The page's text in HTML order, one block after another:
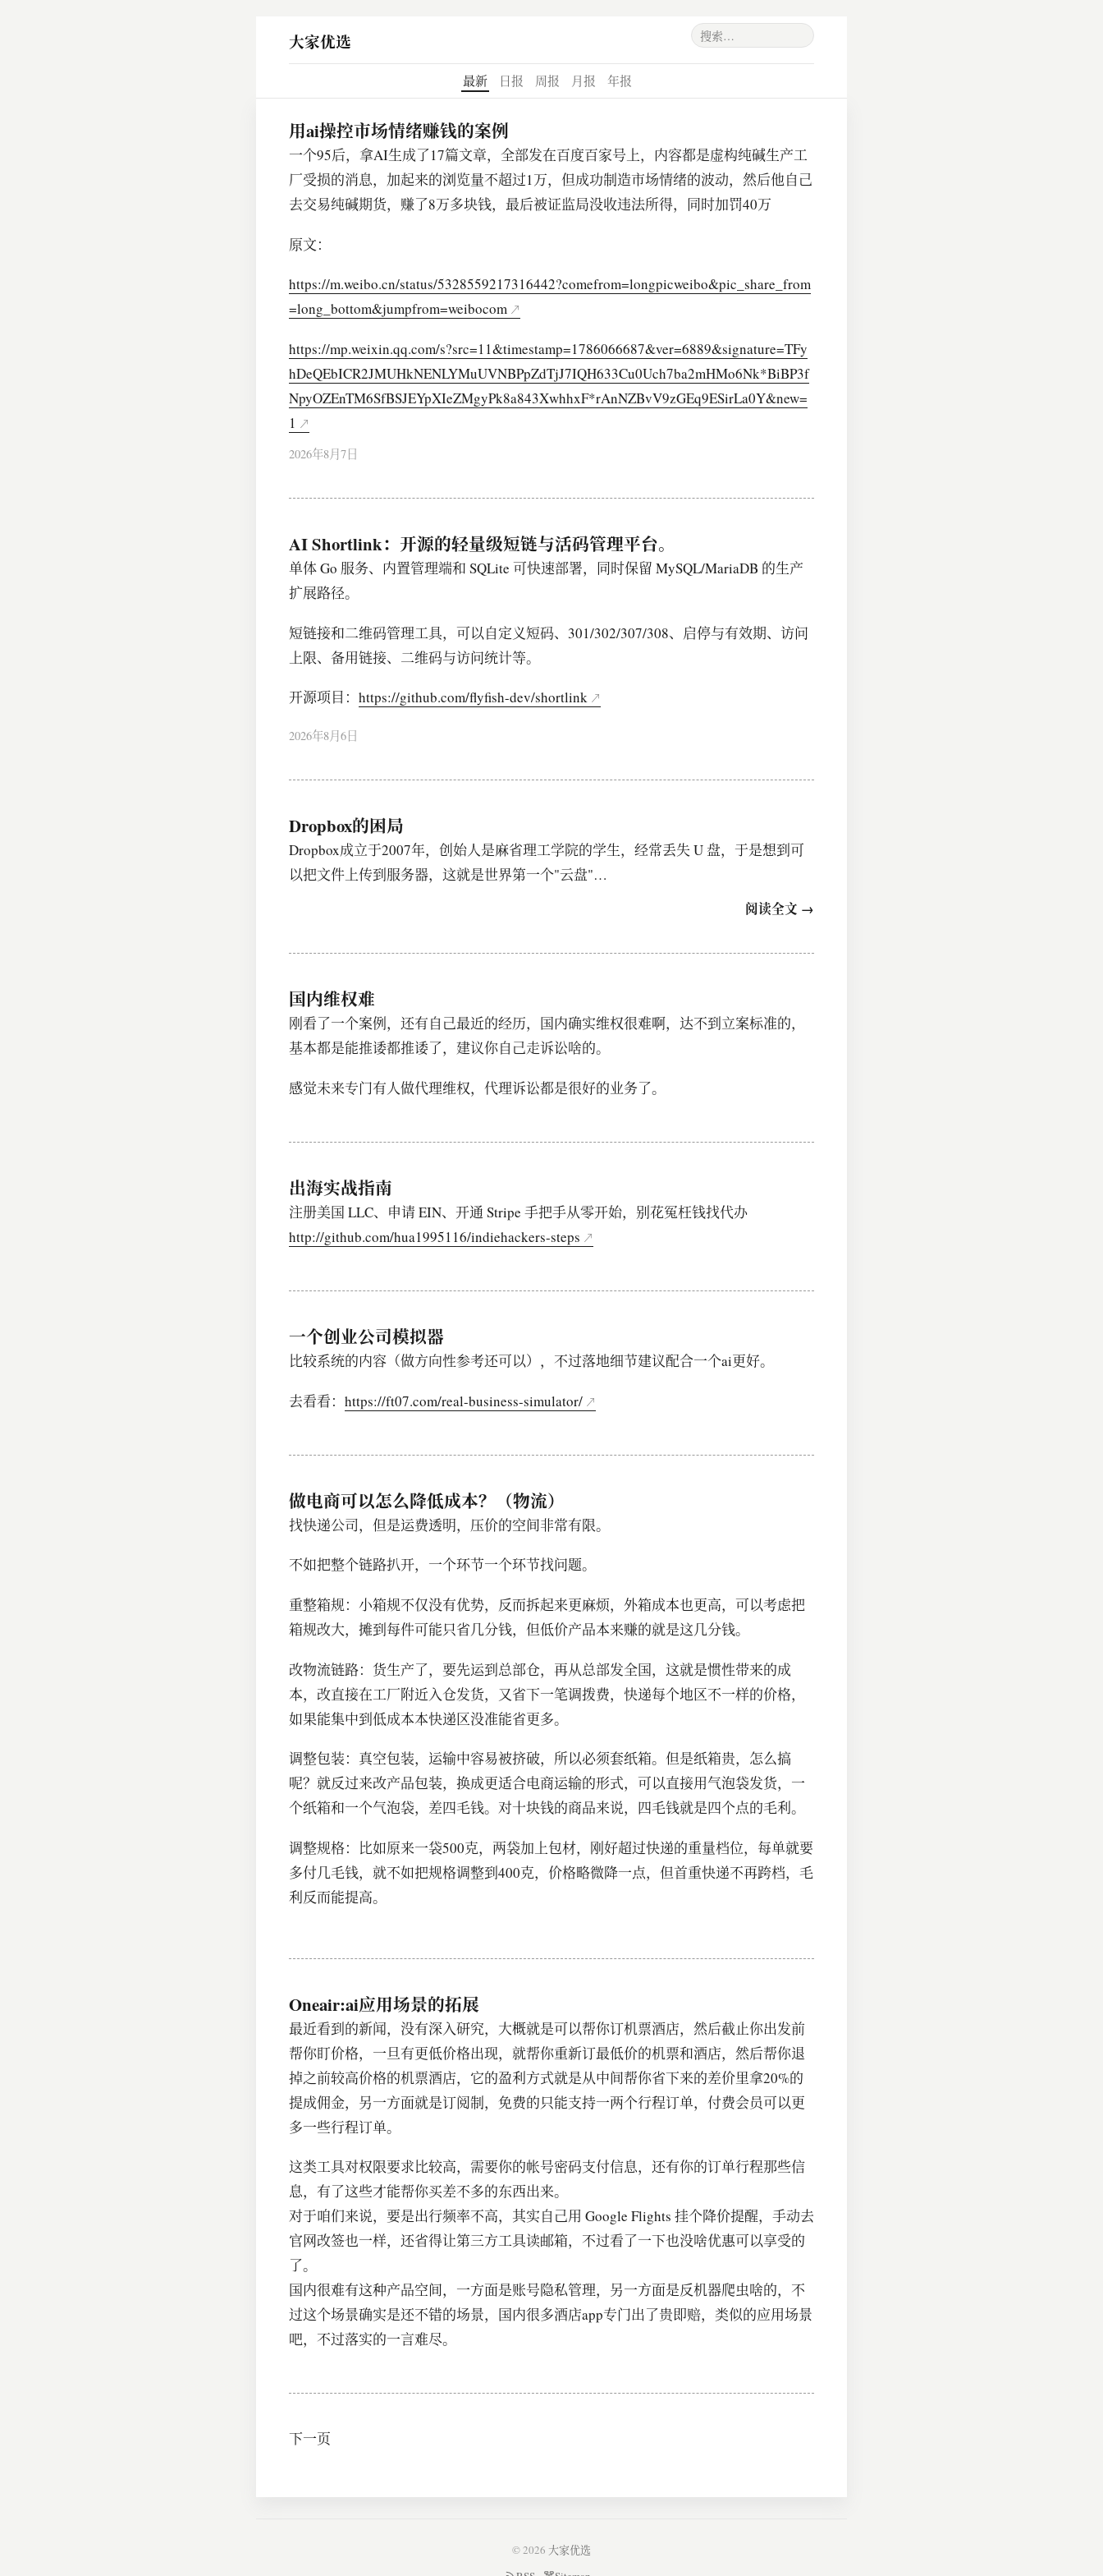
大家优选
最新 日报 周报 月报 年报
用ai操控市场情绪赚钱的案例
一个95后，拿AI生成了17篇文章，全部发在百度百家号上，内容都是虚构纯碱生产工
厂受损的消息，加起来的浏览量不超过1万，但成功制造市场情绪的波动，然后他自己
去交易纯碱期货，赚了8万多块钱，最后被证监局没收违法所得，同时加罚40万
原文：
https://m.weibo.cn/status/5328559217316442?comefrom=longpicweibo&pic_share_from
=long_bottom&jumpfrom=weibocom
https://mp.weixin.qq.com/s?src=11&timestamp=1786066687&ver=6889&signature=TFy
hDeQEbICR2JMUHkNENLYMuUVNBPpZdTjJ7IQH633Cu0Uch7ba2mHMo6Nk*BiBP3f
NpyOZEnTM6SfBSJEYpXIeZMgyPk8a843XwhhxF*rAnNZBvV9zGEq9ESirLa0Y&new=
1
2026年8月7日
AI Shortlink：开源的轻量级短链与活码管理平台。
单体 Go 服务、内置管理端和 SQLite 可快速部署，同时保留 MySQL/MariaDB 的生产
扩展路径。
短链接和二维码管理工具，可以自定义短码、301/302/307/308、启停与有效期、访问
上限、备用链接、二维码与访问统计等。
开源项目： https://github.com/flyfish-dev/shortlink
2026年8月6日
Dropbox的困局
Dropbox成立于2007年，创始人是麻省理工学院的学生，经常丢失 U 盘，于是想到可
以把文件上传到服务器，这就是世界第一个"云盘"…
阅读全文 →
国内维权难
刚看了一个案例，还有自己最近的经历，国内确实维权很难啊，达不到立案标准的，
基本都是能推诿都推诿了，建议你自己走诉讼啥的。
感觉未来专门有人做代理维权，代理诉讼都是很好的业务了。
出海实战指南
注册美国 LLC、申请 EIN、开通 Stripe 手把手从零开始，别花冤枉钱找代办
http://github.com/hua1995116/indiehackers-steps
一个创业公司模拟器
比较系统的内容（做方向性参考还可以），不过落地细节建议配合一个ai更好。
去看看： https://ft07.com/real-business-simulator/
做电商可以怎么降低成本？（物流）
找快递公司，但是运费透明，压价的空间非常有限。
不如把整个链路扒开，一个环节一个环节找问题。
重整箱规：小箱规不仅没有优势，反而拆起来更麻烦，外箱成本也更高，可以考虑把
箱规改大，摊到每件可能只省几分钱，但低价产品本来赚的就是这几分钱。
改物流链路：货生产了，要先运到总部仓，再从总部发全国，这就是惯性带来的成
本，改直接在工厂附近入仓发货，又省下一笔调拨费，快递每个地区不一样的价格，
如果能集中到低成本本快递区没准能省更多。
调整包装：真空包装，运输中容易被挤破，所以必须套纸箱。但是纸箱贵，怎么搞
呢？就反过来改产品包装，换成更适合电商运输的形式，可以直接用气泡袋发货，一
个纸箱和一个气泡袋，差四毛钱。对十块钱的商品来说，四毛钱就是四个点的毛利。
调整规格：比如原来一袋500克，两袋加上包材，刚好超过快递的重量档位，每单就要
多付几毛钱，就不如把规格调整到400克，价格略微降一点，但首重快递不再跨档，毛
利反而能提高。
Oneair:ai应用场景的拓展
最近看到的新闻，没有深入研究，大概就是可以帮你订机票酒店，然后截止你出发前
帮你盯价格，一旦有更低价格出现，就帮你重新订最低价的机票和酒店，然后帮你退
掉之前较高价格的机票酒店，它的盈利方式就是从中间帮你省下来的差价里拿20%的
提成佣金，另一方面就是订阅制，免费的只能支持一两个行程订单，付费会员可以更
多一些行程订单。
这类工具对权限要求比较高，需要你的帐号密码支付信息，还有你的订单行程那些信
息，有了这些才能帮你买差不多的东西出来。
对于咱们来说，要是出行频率不高，其实自己用 Google Flights 挂个降价提醒，手动去
官网改签也一样，还省得让第三方工具读邮箱，不过看了一下也没啥优惠可以享受的
了。
国内很难有这种产品空间，一方面是账号隐私管理，另一方面是反机器爬虫啥的，不
过这个场景确实是还不错的场景，国内很多酒店app专门出了贵即赔，类似的应用场景
吧，不过落实的一言难尽。
下一页
© 2026 大家优选